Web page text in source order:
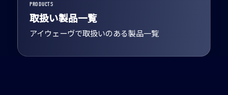
PRODUCTS
取扱い製品一覧
アイウェーヴで取扱いのある製品一覧